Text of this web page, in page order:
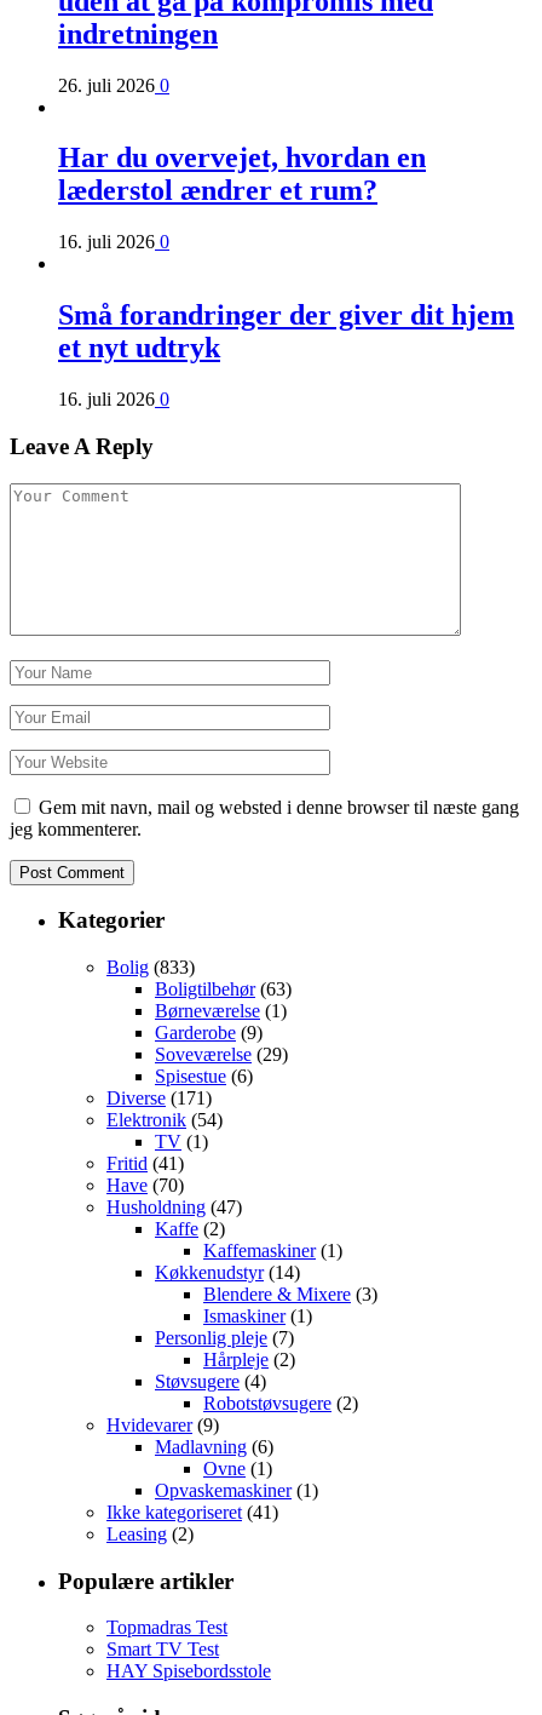
indretningen
26. juli 2026 0
Har du overvejet, hvordan en
læderstol ændrer et rum?
16. juli 2026 0
Små forandringer der giver dit hjem
et nyt udtryk
16. juli 2026 0
Leave A Reply
Gem mit navn, mail og websted i denne browser til næste gang
jeg kommenterer.
Kategorier
Bolig (833)
Boligtilbehør(63)
Børneværelse (1)
Garderobe (9)
Soveværelse (29)
Spisestue (6)
Diverse (171)
Elektronik (54)
TV (1)
Fritid (41)
Have (70)
Husholdning (47)
Kaffe (2)
Kaffemaskiner(1)
Køkkenudstyr(14)
Blendere & Mixere (3)
Ismaskiner(1)
Personlig pleje (7)
Hårpleje (2)
Støvsugere (4)
Robotstøvsugere (2)
Hvidevarer(9)
Madlavning (6)
Ovne (1)
Opvaskemaskiner(1)
Ikke kategoriseret (41)
Leasing (2)
Populære artikler
Topmadras Test
Smart TV Test
HAY Spisebordsstole